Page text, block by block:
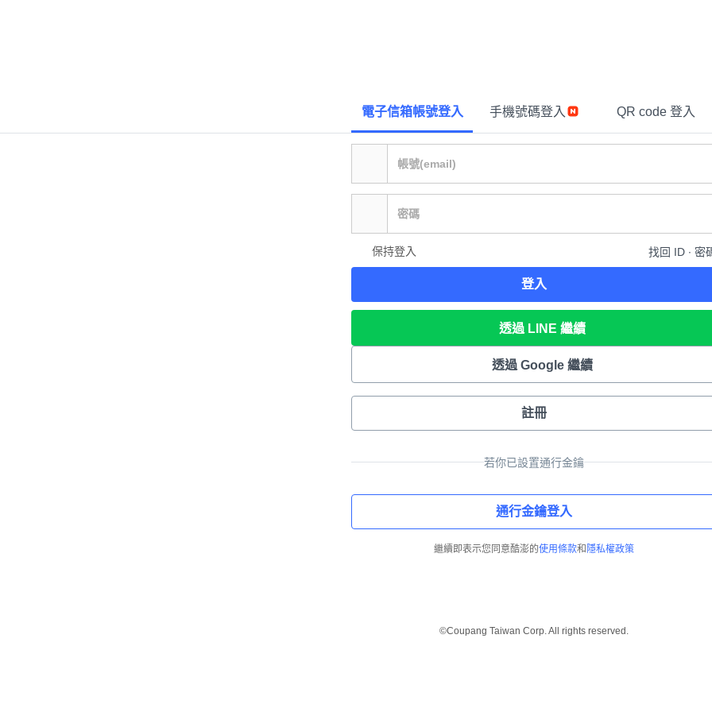
電子信箱帳號登入 手機號碼登入 QR code 登入
保持登入 找回 ID ∙ 密
登入
透過 LINE 繼續
透過 Google 繼續
註冊
若你已設置通行金鑰
通行金鑰登入
繼續即表示您同意酷澎的使用條款和 隱私權政策
©Coupang Taiwan Corp. All rights reserved.